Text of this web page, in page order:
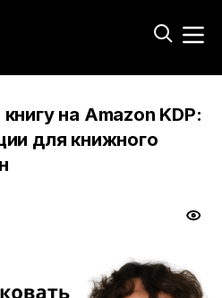
на Amazon KDP:
для книжного